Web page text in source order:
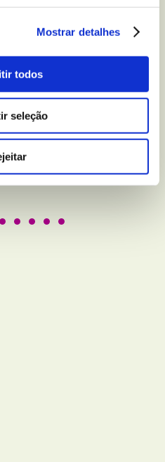
Mostrar detalhes
todos
seleção
melhorar
seu sono